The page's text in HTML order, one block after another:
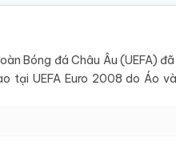
Bóng đá Châu Âu (UEFA)
tại UEFA Euro 2008 do Áo